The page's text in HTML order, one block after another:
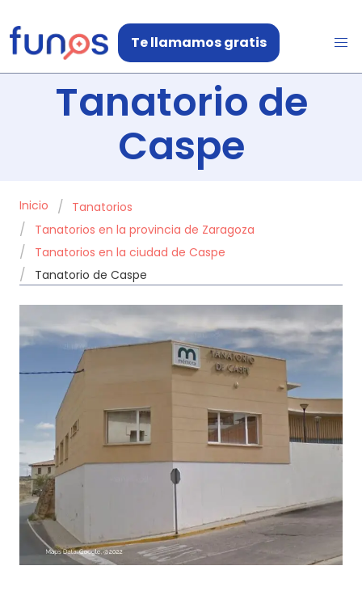
Te llamamos gratis
Tanatorio de
Caspe
Inicio
Tanatorios
Tanatorios en la provincia de Zaragoza
Tanatorios en la ciudad de Caspe
Tanatorio de Caspe